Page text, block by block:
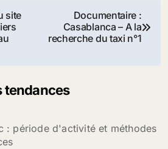
site
Documentaire :
Casablanca – A la
recherche du taxi n°1
tendances
: période d'activité et méthodes